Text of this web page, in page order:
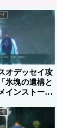
オデッセイ攻
氷塊の遺構と
インストーリ